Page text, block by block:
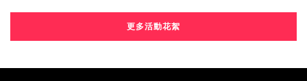
更多活動花絮